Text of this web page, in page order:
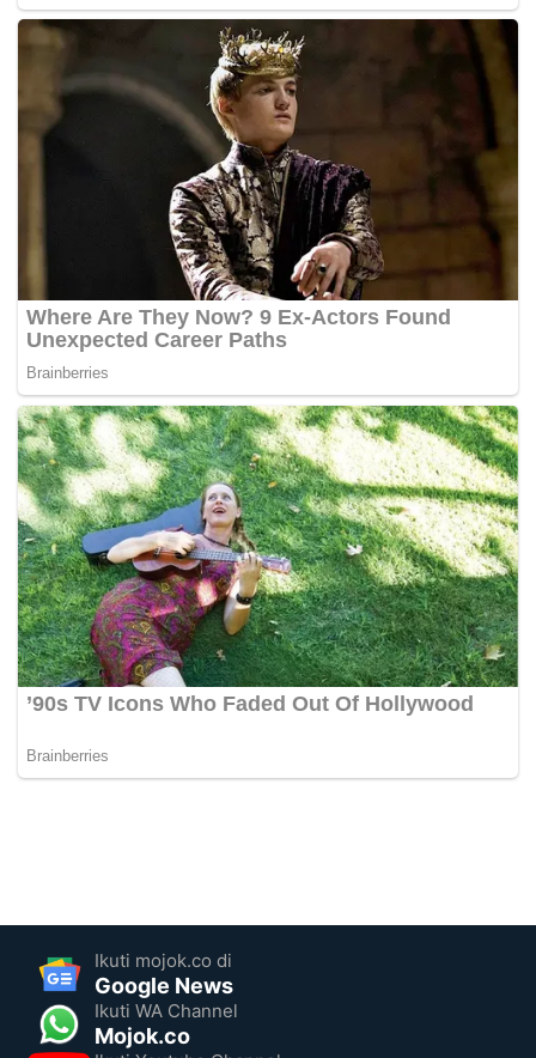
Ikuti mojok.co di
Google News
Ikuti WA Channel
Mojok.co